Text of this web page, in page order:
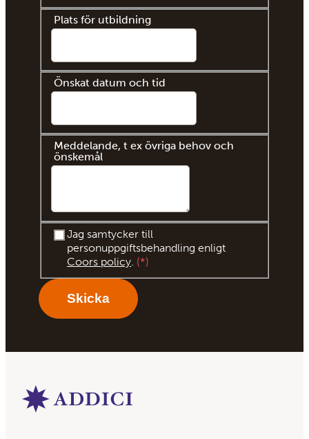
Plats för utbildning
Önskat datum och tid
Meddelande, t ex övriga behov och
önskemål
Jag samtycker till
personuppgiftsbehandling enligt
Coors policy. *